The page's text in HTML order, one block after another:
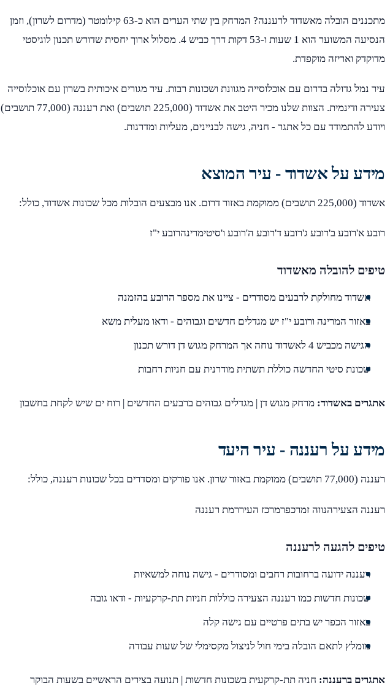
מתכננים הובלה מאשדוד לרעננה? המרחק בין שתי הערים הוא כ-63 קילומטר (מדרום לשרון), וזמן
הנסיעה המשוער הוא 1 שעות ו-53 דקות דרך כביש 4. מסלול ארוך יחסית שדורש תכנון לוגיסטי
מדוקדק ואריזה מוקפדת.
עיר נמל גדולה בדרום עם אוכלוסייה מגוונת ושכונות רבות. עיר מגורים איכותית בשרון עם אוכלוסייה
צעירה ודינמית. הצוות שלנו מכיר היטב את אשדוד (225,000 תושבים) ואת רעננה (77,000 תושבים)
ויודע להתמודד עם כל אתגר - חניה, גישה לבניינים, מעליות ומדרגות.
מידע על אשדוד - עיר המוצא
אשדוד (225,000 תושבים) ממוקמת באזור דרום. אנו מבצעים הובלות מכל שכונות אשדוד, כולל:
רובע א'רובע ב'רובע ג'רובע ד'רובע ה'רובע ו'סיטימרינהרובע י"ז
טיפים להובלה מאשדוד
אשדוד מחולקת לרבעים מסודרים - ציינו את מספר הרובע בהזמנה
באזור המרינה ורובע י"ז יש מגדלים חדשים וגבוהים - ודאו מעלית משא
הגישה מכביש 4 לאשדוד נוחה אך המרחק מגוש דן דורש תכנון
שכונת סיטי החדשה כוללת תשתית מודרנית עם חניות רחבות
אתגרים באשדוד: מרחק מגוש דן | מגדלים גבוהים ברבעים החדשים | רוח ים שיש לקחת בחשבון
מידע על רעננה - עיר היעד
רעננה (77,000 תושבים) ממוקמת באזור שרון. אנו פורקים ומסדרים בכל שכונות רעננה, כולל:
רעננה הצעירהנווה זמרכפרמרכז העיררמת רעננה
טיפים להגעה לרעננה
רעננה ידועה ברחובות רחבים ומסודרים - גישה נוחה למשאיות
שכונות חדשות כמו רעננה הצעירה כוללות חניות תת-קרקעיות - ודאו גובה
באזור הכפר יש בתים פרטיים עם גישה קלה
מומלץ לתאם הובלה בימי חול לניצול מקסימלי של שעות עבודה
אתגרים ברעננה: חניה תת-קרקעית בשכונות חדשות | תנועה בצירים הראשיים בשעות הבוקר